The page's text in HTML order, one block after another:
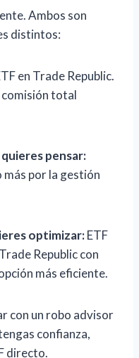
Ambos son
distintos:
en Trade Republic.
comisión total
pensar:
más por la gestión
optimizar:ETF
Republic con
más eficiente.
con un robo advisor
confianza,
directo.